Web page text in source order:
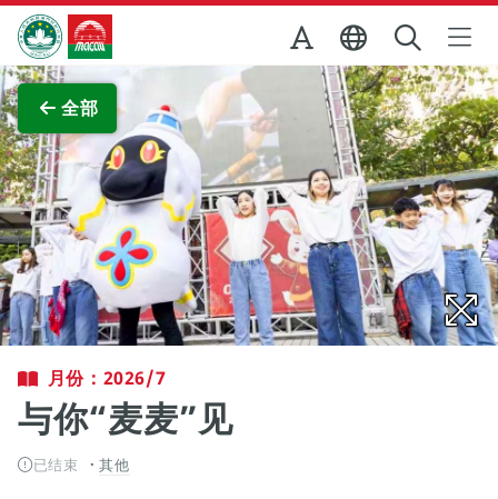
跳至主内容
澳门特别行政区政府旅游局
全部
查看原图
月份：2026/7
与你“麦麦”见
已结束 其他